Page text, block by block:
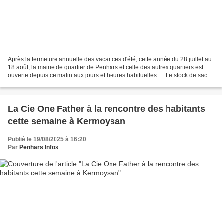
Après la fermeture annuelle des vacances d'été, cette année du 28 juillet au
18 août, la mairie de quartier de Penhars et celle des autres quartiers est
ouverte depuis ce matin aux jours et heures habituelles. ... Le stock de sacs
La Cie One Father à la rencontre des habitants
cette semaine à Kermoysan
Publié le 19/08/2025 à 16:20
Par Penhars Infos